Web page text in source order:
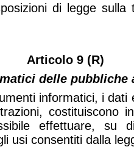
di legge sulla
Articolo 9 (R)
delle pubbliche
informatici, i dati
costituiscono
effettuare, su
usi consentiti dalla